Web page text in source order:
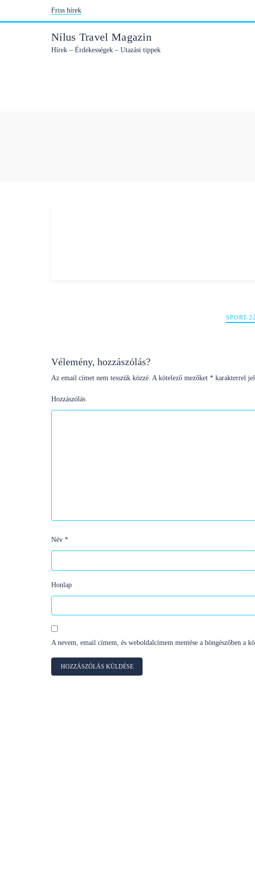
Friss hírek
Nílus Travel Magazin
Hírek – Érdekességek – Utazási tippek
SPORT-
Vélemény, hozzászólás?
Az email címet nem tesszük közzé. A kötelező mezőket * karakterrel
Hozzászólás
Név *
Honlap
A nevem, email címem, és weboldalcímem mentése a böngészőben a